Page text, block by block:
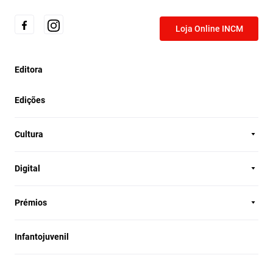
Loja Online INCM
Editora
Edições
Cultura
Digital
Prémios
Infantojuvenil